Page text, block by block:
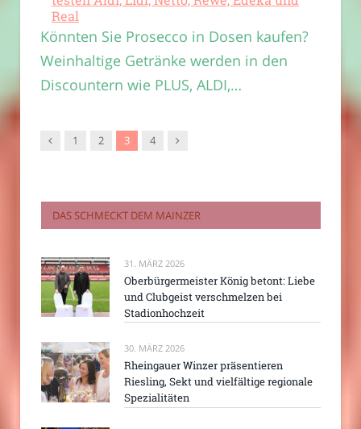
Real
Könnten Sie Prosecco in Dosen kaufen?
Weinhaltige Getränke werden in den
Discountern wie PLUS, ALDI,…
Vorgänger
1 2 3 4 Nachfolger
DAS SCHMECKT DEM MAINZER
31. MÄRZ 2026
Oberbürgermeister König betont: Liebe
und Clubgeist verschmelzen bei
Stadionhochzeit
30. MÄRZ 2026
Rheingauer Winzer präsentieren
Riesling, Sekt und vielfältige regionale
Spezialitäten